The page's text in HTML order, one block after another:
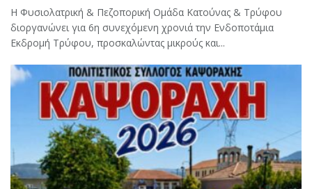
Η Φυσιολατρική & Πεζοπορική Ομάδα Κατούνας & Τρύφου
διοργανώνει για 6η συνεχόμενη χρονιά την Ενδοποτάμια
Εκδρομή Τρύφου, προσκαλώντας μικρούς και...